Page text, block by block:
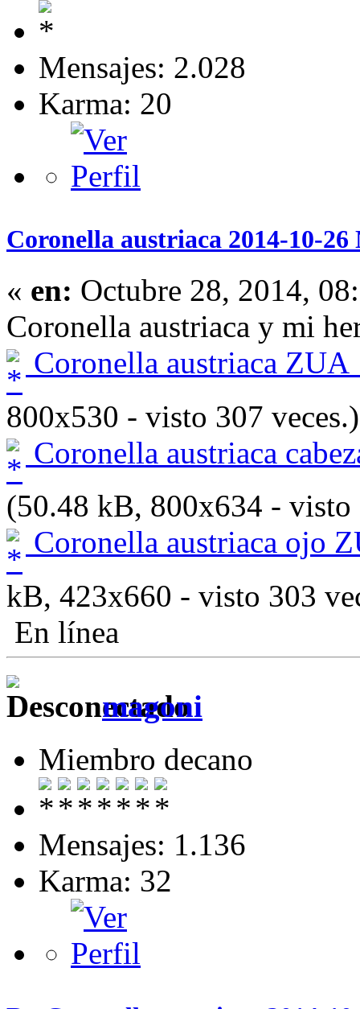
Mensajes: 2.028
Karma: 20
Coronella austriaca 2014-10-
« en: Octubre 28, 2014,
Coronella austriaca y mi
Coronella austriaca
800x530 - visto 307 veces.)
Coronella austriaca
(50.48 kB, 800x634 - visto
Coronella austriaca ojo
kB, 423x660 - visto 303
En línea
magoni
Miembro decano
Mensajes: 1.136
Karma: 32